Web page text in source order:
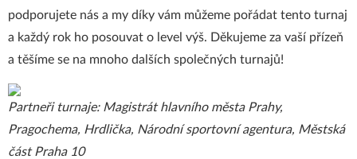
podporujete nás a my díky vám můžeme pořádat tento turnaj
a každý rok ho posouvat o level výš. Děkujeme za vaší přízeň
a těšíme se na mnoho dalších společných turnajů!
Partneři turnaje: Magistrát hlavního města Prahy,
Pragochema, Hrdlička, Národní sportovní agentura, Městská
část Praha 10